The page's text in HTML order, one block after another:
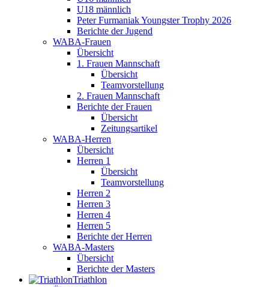
U18 männlich
Peter Furmaniak Youngster Trophy 2026
Berichte der Jugend
WABA-Frauen
Übersicht
1. Frauen Mannschaft
Übersicht
Teamvorstellung
2. Frauen Mannschaft
Berichte der Frauen
Übersicht
Zeitungsartikel
WABA-Herren
Übersicht
Herren 1
Übersicht
Teamvorstellung
Herren 2
Herren 3
Herren 4
Herren 5
Berichte der Herren
WABA-Masters
Übersicht
Berichte der Masters
Triathlon